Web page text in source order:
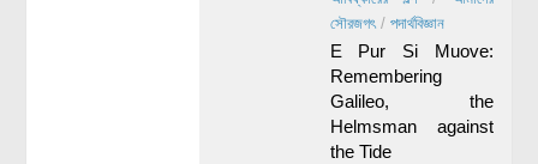
সৌরজগৎ/ পদার্থবিজ্ঞান
E Pur Si Muove:
Remembering
Galileo, the
Helmsman against
the Tide